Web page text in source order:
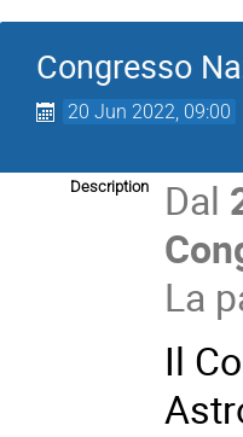
Congresso
20 Jun 2022, 09:00
Description Dal
La
Il